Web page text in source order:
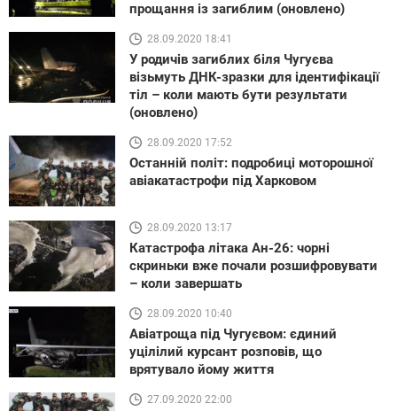
прощання із загиблим (оновлено)
28.09.2020 18:41
У родичів загиблих біля Чугуєва
візьмуть ДНК-зразки для ідентифікації
тіл – коли мають бути результати
(оновлено)
28.09.2020 17:52
Останній політ: подробиці моторошної
авіакатастрофи під Харковом
28.09.2020 13:17
Катастрофа літака Ан-26: чорні
скриньки вже почали розшифровувати
– коли завершать
28.09.2020 10:40
Авіатроща під Чугуєвом: єдиний
уцілілий курсант розповів, що
врятувало йому життя
27.09.2020 22:00